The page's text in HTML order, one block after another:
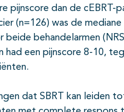
pijnscore dan de cEBRT-
(n=126) was de mediane
beide behandelarmen
had een pijnscore 8-10,
dat SBRT kan leiden